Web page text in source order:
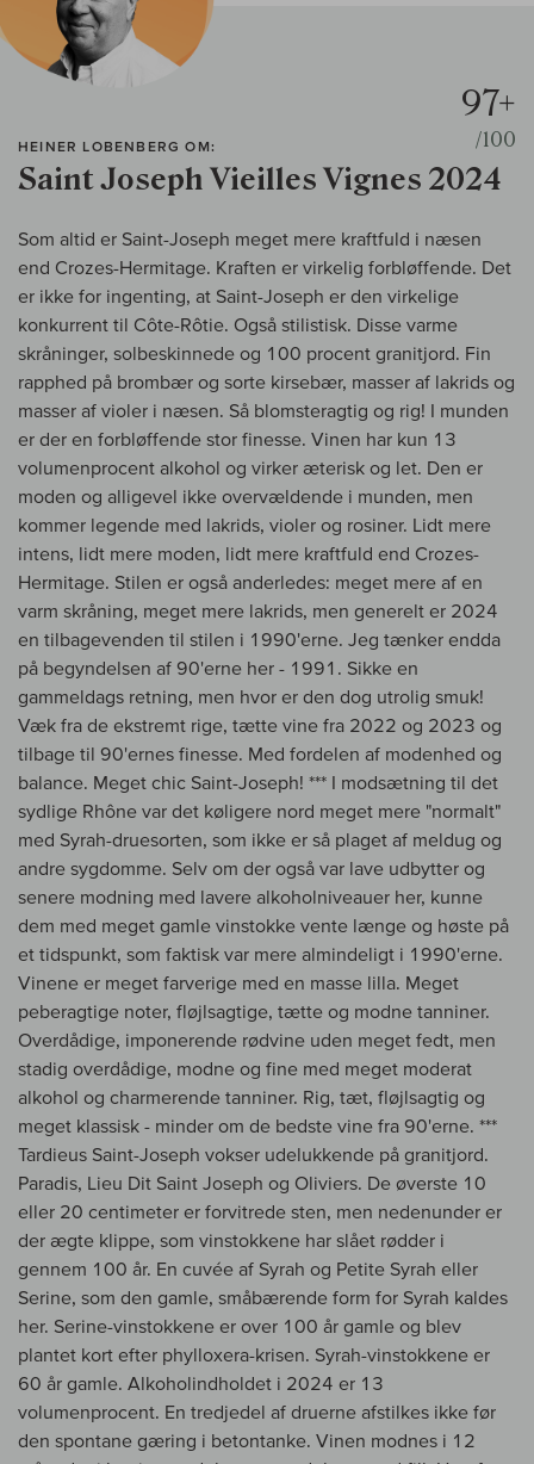
HEINER LOBENBERG OM:
Saint Joseph Vieilles Vignes 2024
97+
/100
Som altid er Saint-Joseph meget mere kraftfuld i næsen
end Crozes-Hermitage. Kraften er virkelig forbløffende. Det
er ikke for ingenting, at Saint-Joseph er den virkelige
konkurrent til Côte-Rôtie. Også stilistisk. Disse varme
skråninger, solbeskinnede og 100 procent granitjord. Fin
rapphed på brombær og sorte kirsebær, masser af lakrids og
masser af violer i næsen. Så blomsteragtig og rig! I munden
er der en forbløffende stor finesse. Vinen har kun 13
volumenprocent alkohol og virker æterisk og let. Den er
moden og alligevel ikke overvældende i munden, men
kommer legende med lakrids, violer og rosiner. Lidt mere
intens, lidt mere moden, lidt mere kraftfuld end Crozes-
Hermitage. Stilen er også anderledes: meget mere af en
varm skråning, meget mere lakrids, men generelt er 2024
en tilbagevenden til stilen i 1990'erne. Jeg tænker endda
på begyndelsen af 90'erne her - 1991. Sikke en
gammeldags retning, men hvor er den dog utrolig smuk!
Væk fra de ekstremt rige, tætte vine fra 2022 og 2023 og
tilbage til 90'ernes finesse. Med fordelen af modenhed og
balance. Meget chic Saint-Joseph! *** I modsætning til det
sydlige Rhône var det køligere nord meget mere "normalt"
med Syrah-druesorten, som ikke er så plaget af meldug og
andre sygdomme. Selv om der også var lave udbytter og
senere modning med lavere alkoholniveauer her, kunne
dem med meget gamle vinstokke vente længe og høste på
et tidspunkt, som faktisk var mere almindeligt i 1990'erne.
Vinene er meget farverige med en masse lilla. Meget
peberagtige noter, fløjlsagtige, tætte og modne tanniner.
Overdådige, imponerende rødvine uden meget fedt, men
stadig overdådige, modne og fine med meget moderat
alkohol og charmerende tanniner. Rig, tæt, fløjlsagtig og
meget klassisk - minder om de bedste vine fra 90'erne. ***
Tardieus Saint-Joseph vokser udelukkende på granitjord.
Paradis, Lieu Dit Saint Joseph og Oliviers. De øverste 10
eller 20 centimeter er forvitrede sten, men nedenunder er
der ægte klippe, som vinstokkene har slået rødder i
gennem 100 år. En cuvée af Syrah og Petite Syrah eller
Serine, som den gamle, småbærende form for Syrah kaldes
her. Serine-vinstokkene er over 100 år gamle og blev
plantet kort efter phylloxera-krisen. Syrah-vinstokkene er
60 år gamle. Alkoholindholdet i 2024 er 13
volumenprocent. En tredjedel af druerne afstilkes ikke før
den spontane gæring i betontanke. Vinen modnes i 12